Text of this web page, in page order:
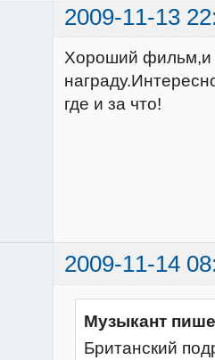
2009-11-13
Хороший фильм,и
где и за что!
2009-11-14
Музыкант
Британский